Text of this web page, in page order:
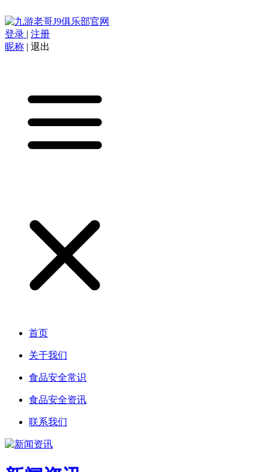
登录 | 注册
昵称 | 退出
首页
关于我们
食品安全常识
食品安全资讯
联系我们